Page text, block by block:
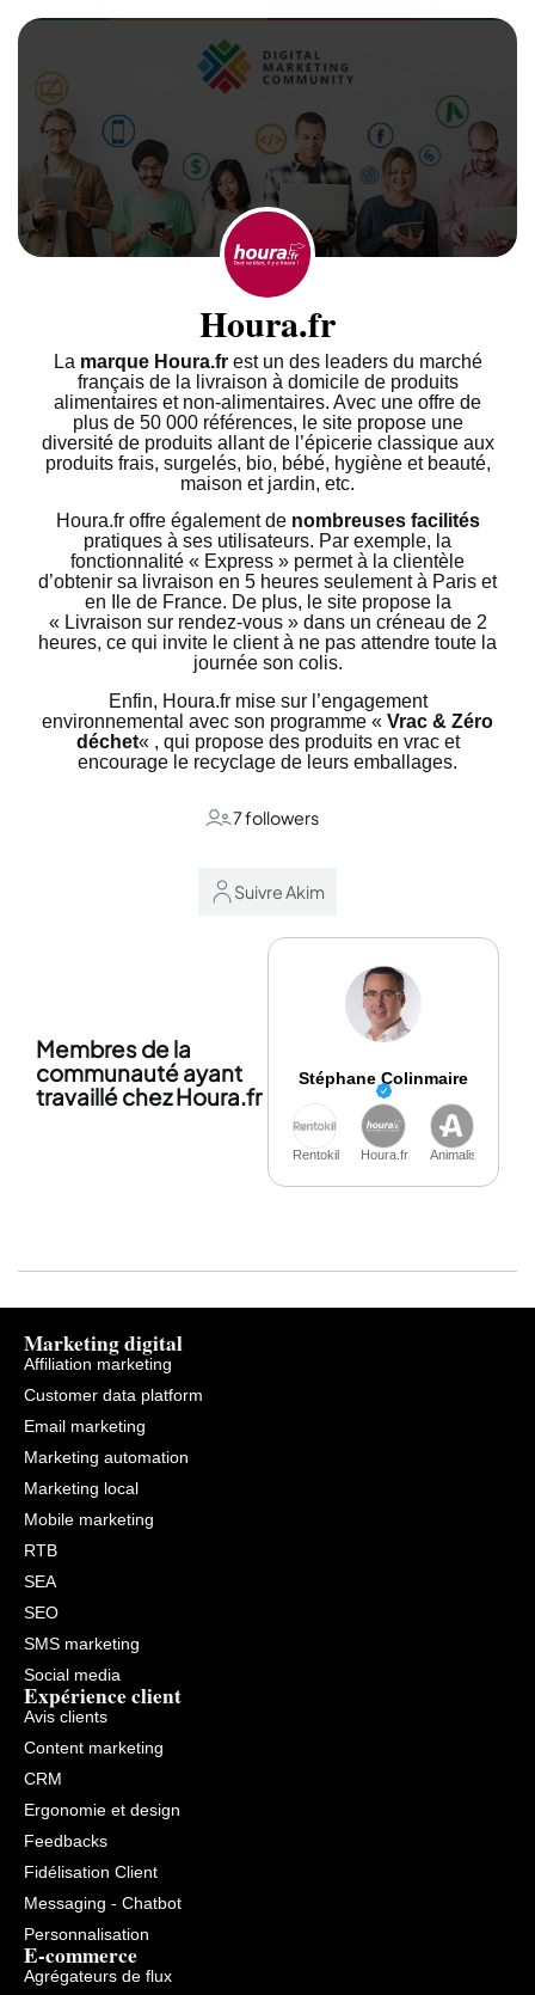
Houra.fr
La marque Houra.frest un des leaders du marché
français de la livraison à domicile de produits
alimentaires et non-alimentaires. Avec une offre de
plus de 50 000 références, le site propose une
diversité de produits allant de l’épicerie classique aux
produits frais, surgelés, bio, bébé, hygiène et beauté,
maison et jardin, etc.
Houra.fr offre également de nombreuses facilités
pratiques à ses utilisateurs. Par exemple, la
fonctionnalité « Express » permet à la clientèle
d’obtenir sa livraison en 5 heures seulement à Paris et
en Ile de France. De plus, le site propose la
« Livraison sur rendez-vous » dans un créneau de 2
heures, ce qui invite le client à ne pas attendre toute la
journée son colis.
Enfin, Houra.fr mise sur l’engagement
environnemental avec son programme « Vrac & Zéro
déchet« , qui propose des produits en vrac et
encourage le recyclage de leurs emballages.
7 followers
Suivre Akim
Membres de la
communauté ayant
travaillé chez Houra.fr
Stéphane Colinmaire
Rentokil Houra.fr Animalis
Marketing digital
Affiliation marketing
Customer data platform
Email marketing
Marketing automation
Marketing local
Mobile marketing
RTB
SEA
SEO
SMS marketing
Social media
Expérience client
Avis clients
Content marketing
CRM
Ergonomie et design
Feedbacks
Fidélisation Client
Messaging - Chatbot
Personnalisation
E-commerce
Agrégateurs de flux